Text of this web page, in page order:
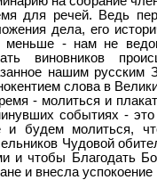
для речей. Ведь
дела, его
меньше - нам не
виновников
нашим русским
слова в
- молиться и
событиях -
и будем молиться,
Чудовой
и чтобы Благодать
и внесла